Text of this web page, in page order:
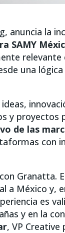
anuncia la
SAMY
una
y proyectos
de las
con
Granatta.
a México y,
es
y en la
, VP Creative